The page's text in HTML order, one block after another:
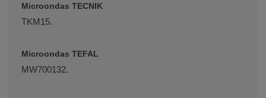
Microondas TECNIK
TKM15.
Microondas TEFAL
MW700132.